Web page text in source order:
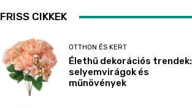
FRISS CIKKEK
OTTHON ÉS KERT
Élethű dekorációs trendek:
selyemvirágok és
műnövények